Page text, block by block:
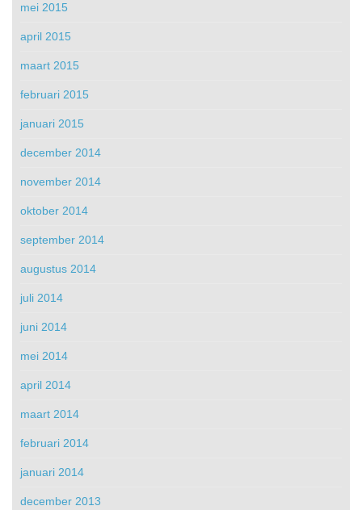
mei 2015
april 2015
maart 2015
februari 2015
januari 2015
december 2014
november 2014
oktober 2014
september 2014
augustus 2014
juli 2014
juni 2014
mei 2014
april 2014
maart 2014
februari 2014
januari 2014
december 2013